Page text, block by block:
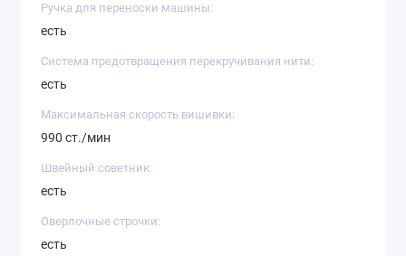
Ручка для переноски машины:
есть
Система предотвращения перекручивания нити:
есть
Максимальная скорость вишивки:
990 ст./мин
Швейный советник:
есть
Оверлочные строчки:
есть